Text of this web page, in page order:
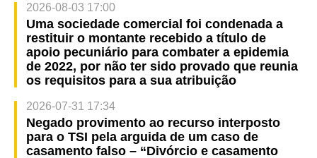
2026-08-03 17:00
Uma sociedade comercial foi condenada a
restituir o montante recebido a título de
apoio pecuniário para combater a epidemia
de 2022, por não ter sido provado que reunia
os requisitos para a sua atribuição
2026-07-31 17:34
Negado provimento ao recurso interposto
para o TSI pela arguida de um caso de
casamento falso – “Divórcio e casamento